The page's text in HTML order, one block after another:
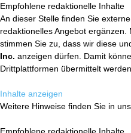
Empfohlene redaktionelle Inhalte
An dieser Stelle finden Sie
redaktionelles Angebot
stimmen Sie zu, dass wir diese
Inc. anzeigen dürfen. Damit
Drittplattformen übermittelt werden.
Inhalte anzeigen
Weitere Hinweise finden Sie in